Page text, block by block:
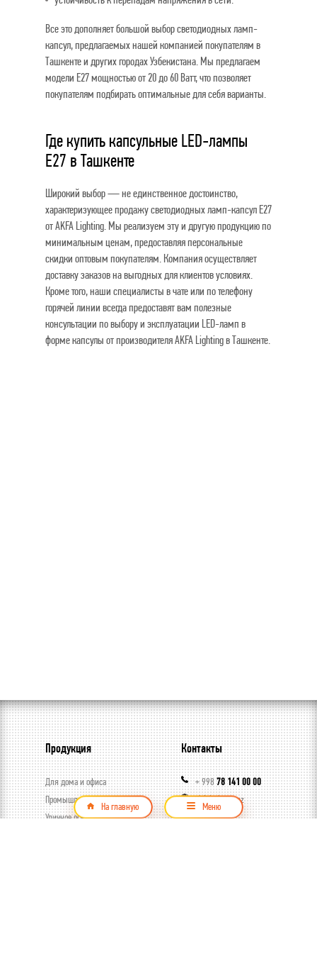
На главную Меню
Все это дополняет большой выбор светодиодных ламп-
капсул, предлагаемых нашей компанией покупателям в
Ташкенте и других городах Узбекистана. Мы предлагаем
модели E27 мощностью от 20 до 60 Ватт, что позволяет
покупателям подбирать оптимальные для себя варианты.
Где купить капсульные LED-лампы
E27 в Ташкенте
Широкий выбор — не единственное достоинство,
характеризующее продажу светодиодных ламп-капсул E27
от AKFA Lighting. Мы реализуем эту и другую продукцию по
минимальным ценам, предоставляя персональные
скидки оптовым покупателям. Компания осуществляет
доставку заказов на выгодных для клиентов условиях.
Кроме того, наши специалисты в чате или по телефону
горячей линии всегда предоставят вам полезные
консультации по выбору и эксплуатации LED-ламп в
форме капсулы от производителя AKFA Lighting в Ташкенте.
Продукция
Для дома и офиса
Промышленное освещение
Уличное освещение
Контакты
+ 99878 141 00 00
akfalighting.uz
akfaledbot